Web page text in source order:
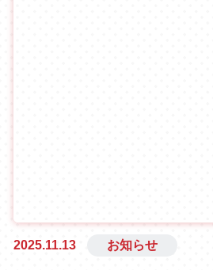
2025.11.13 お知らせ